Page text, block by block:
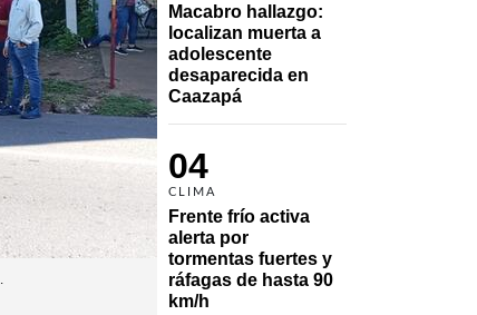
Macabro hallazgo:
localizan muerta a
adolescente
desaparecida en
Caazapá
04
CLIMA
Frente frío activa
alerta por
tormentas fuertes y
ráfagas de hasta 90
km/h